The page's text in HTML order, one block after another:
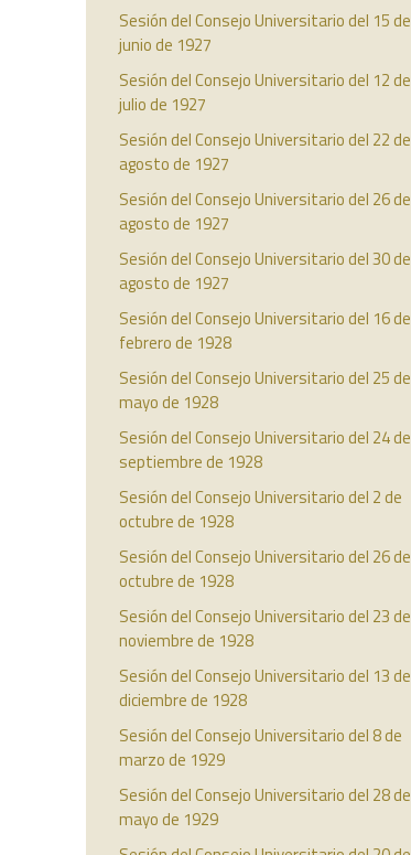
Sesión del Consejo Universitario del 15 de
junio de 1927
Sesión del Consejo Universitario del 12 de
julio de 1927
Sesión del Consejo Universitario del 22 de
agosto de 1927
Sesión del Consejo Universitario del 26 de
agosto de 1927
Sesión del Consejo Universitario del 30 de
agosto de 1927
Sesión del Consejo Universitario del 16 de
febrero de 1928
Sesión del Consejo Universitario del 25 de
mayo de 1928
Sesión del Consejo Universitario del 24 de
septiembre de 1928
Sesión del Consejo Universitario del 2 de
octubre de 1928
Sesión del Consejo Universitario del 26 de
octubre de 1928
Sesión del Consejo Universitario del 23 de
noviembre de 1928
Sesión del Consejo Universitario del 13 de
diciembre de 1928
Sesión del Consejo Universitario del 8 de
marzo de 1929
Sesión del Consejo Universitario del 28 de
mayo de 1929